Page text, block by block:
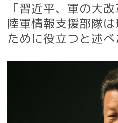
「習近平、軍の大
陸軍情報支援部隊
ために役立つと述べ